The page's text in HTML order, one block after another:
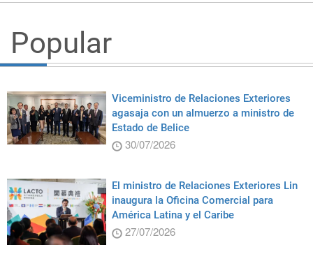
Popular
Viceministro de Relaciones Exteriores
agasaja con un almuerzo a ministro de
Estado de Belice
30/07/2026
El ministro de Relaciones Exteriores Lin
inaugura la Oficina Comercial para
América Latina y el Caribe
27/07/2026